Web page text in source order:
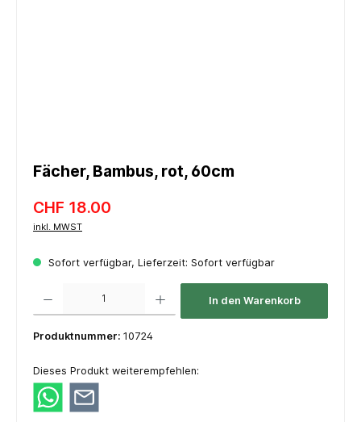
Fächer, Bambus, rot, 60cm
CHF 18.00
inkl. MWST
Sofort verfügbar, Lieferzeit: Sofort verfügbar
In den Warenkorb
Produktnummer: 10724
Dieses Produkt weiterempfehlen: